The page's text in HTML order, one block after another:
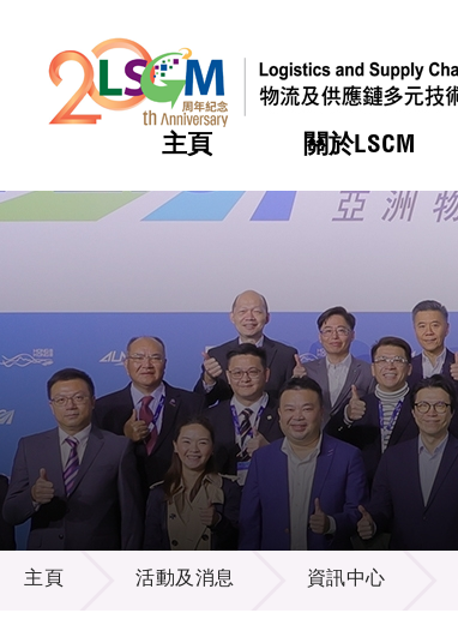
主頁 關於LSCM
熱門
熱門
熱門
熱門
熱門
活動及消息
主頁 活動及消息 資訊中心